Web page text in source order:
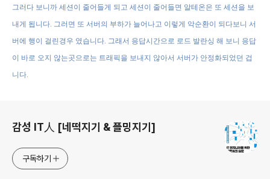
그러다 보니까 세션이 줄어들게 되고 세션이 줄어들면 알테온은 또 세션을 보
내게 됩니다. 그러면 또 서버의 부하가 늘어나고 이렇게 악순환이 되다보니 서
버에 행이 걸린경우 였습니다. 그래서 응답시간으로 로드 발란싱 해 보니 응답
이 바로 오지 않는곳으로는 트래픽을 보내지 않아서 서버가 안정화되었던 겁
니다.
감성 IT人 [네떡지기 & 플밍지기]
구독하기